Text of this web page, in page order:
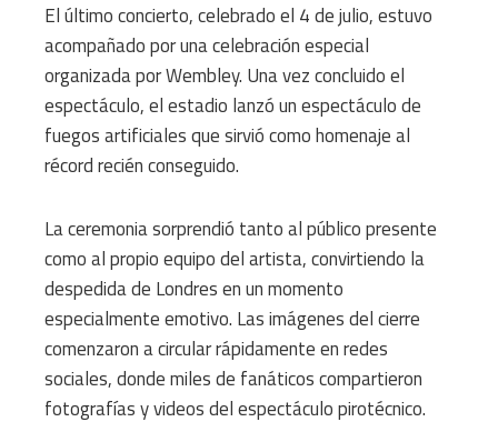
El último concierto, celebrado el 4 de julio, estuvo
acompañado por una celebración especial
organizada por Wembley. Una vez concluido el
espectáculo, el estadio lanzó un espectáculo de
fuegos artificiales que sirvió como homenaje al
récord recién conseguido.
La ceremonia sorprendió tanto al público presente
como al propio equipo del artista, convirtiendo la
despedida de Londres en un momento
especialmente emotivo. Las imágenes del cierre
comenzaron a circular rápidamente en redes
sociales, donde miles de fanáticos compartieron
fotografías y videos del espectáculo pirotécnico.